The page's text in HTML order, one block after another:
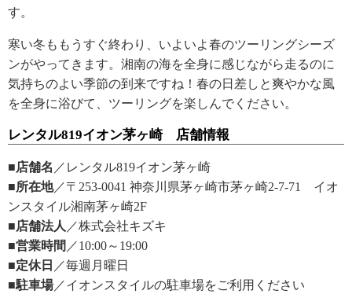
す。
寒い冬ももうすぐ終わり、いよいよ春のツーリングシーズ
ンがやってきます。湘南の海を全身に感じながら走るのに
気持ちのよい季節の到来ですね！春の日差しと爽やかな風
を全身に浴びて、ツーリングを楽しんでください。
レンタル819イオン茅ヶ崎 店舗情報
■店舗名 ／レンタル819イオン茅ヶ崎
■所在地／〒253-0041 神奈川県茅ヶ崎市茅ヶ崎2-7-71 イオ
ンスタイル湘南茅ヶ崎2F
■店舗法人 ／株式会社キズキ
■営業時間 ／10:00～19:00
■定休日 ／毎週月曜日
■駐車場／イオンスタイルの駐車場をご利用ください